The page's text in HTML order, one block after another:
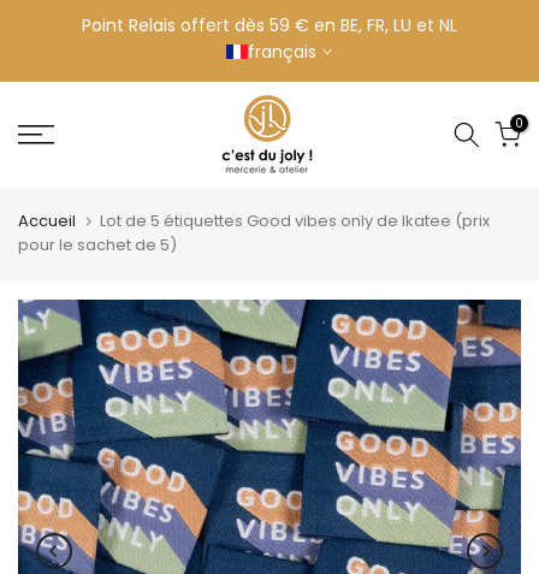
contenu
Point Relais offert dès 59 € en BE, FR, LU et NL
français
0
Accueil
Lot de 5 étiquettes Good vibes only de Ikatee (prix
pour le sachet de 5)